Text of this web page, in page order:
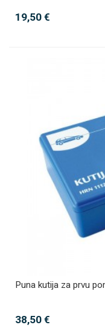
19,50 €
Puna kutija za prvu
38,50 €